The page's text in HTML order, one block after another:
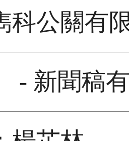
科公關有
- 新聞稿